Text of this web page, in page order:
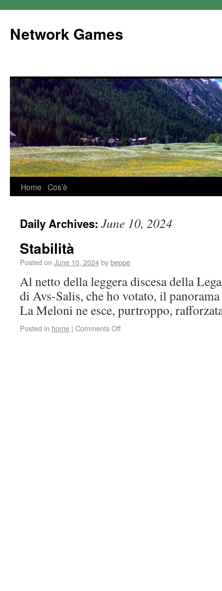
Network Games
Home Cos’è
Daily Archives: June 10, 2024
Stabilità
Posted on June 10, 2024bybeppe
Al netto della leggera discesa della
di Avs-Salis, che ho votato, il
La Meloni ne esce, purtroppo,
Posted in home | Comments Off